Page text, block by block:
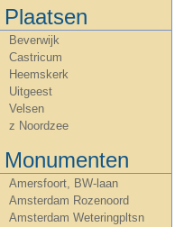
Plaatsen
Beverwijk
Castricum
Heemskerk
Uitgeest
Velsen
z Noordzee
Monumenten
Amersfoort, BW-laan
Amsterdam Rozenoord
Amsterdam Weteringpltsn